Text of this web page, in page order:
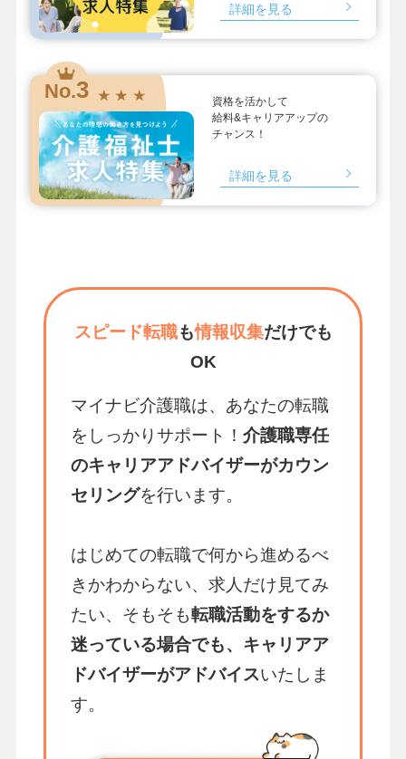
詳細を見る
No.3 ★ ★ ★
資格を活かして
給料&キャリアアップの
チャンス！
詳細を見る
スピード転職も情報収集だけでも
OK
マイナビ介護職は、あなたの転職
をしっかりサポート！ 介護職専任
のキャリアアドバイザーがカウン
セリングを行います。
はじめての転職で何から進めるべ
きかわからない、求人だけ見てみ
たい、そもそも転職活動をするか
迷っている場合でも、キャリアア
ドバイザーがアドバイスいたしま
す。